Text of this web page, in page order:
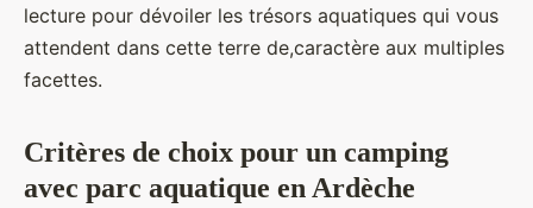
lecture pour dévoiler les trésors aquatiques qui vous
attendent dans cette terre de,caractère aux multiples
facettes.
Critères de choix pour un camping
avec parc aquatique en Ardèche